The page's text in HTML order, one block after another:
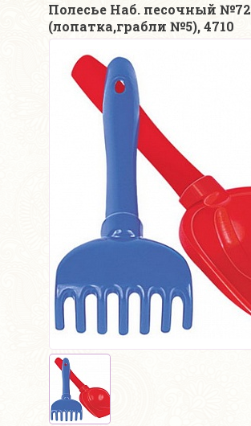
Полесье Наб. песочный №72
(лопатка,грабли №5), 4710